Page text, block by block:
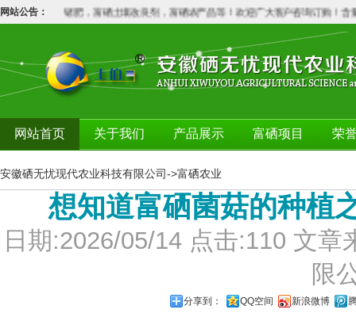
网站公告：
，铬肥，锗肥，富硒土壤改良剂，富硒农产品等！欢迎广大客户咨询订购！含量
网站首页 关于我们 产品展示 富硒项目 荣
安徽硒无忧现代农业科技有限公司->富硒农业
想知道富硒菌菇的种植
日期:2026/05/14 点击:110 文
限
分享到： QQ空间 新浪微博